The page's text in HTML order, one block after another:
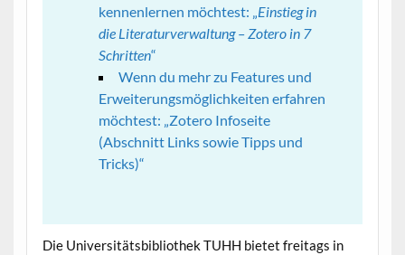
kennenlernen möchtest: „Einstieg in
die Literaturverwaltung – Zotero in 7
Schritten“
Wenn du mehr zu Features und
Erweiterungsmöglichkeiten erfahren
möchtest: „Zotero Infoseite
(Abschnitt Links sowie Tipps und
Tricks)“
Die Universitätsbibliothek TUHH bietet freitags in